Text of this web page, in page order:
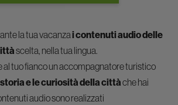
la tua vacanzai contenuti audio delle
scelta, nella tua lingua.
al tuo fianco un accompagnatore turistico
e le curiosità della cittàche hai
audio sono realizzati